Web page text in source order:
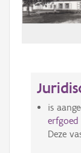
is
erfgoed
Deze